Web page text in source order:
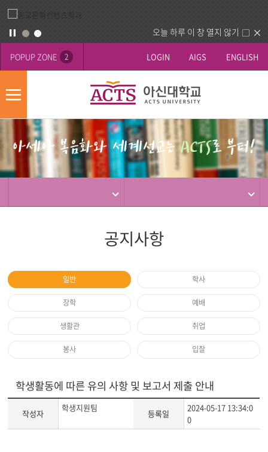
오늘 하루 이 창 열지 않기
POPUP ZONE 2 LOGIN AIGS ENGLISH
모
메
뉴
역
공지사항
일반 학사
장학 예배
생활관 취업
봉사 입찰
학생활동에 따른 유의 사항 및 보고서 제출 안내
작성자
학생지원팀
등록일
2024-05-17 13:34:0
0